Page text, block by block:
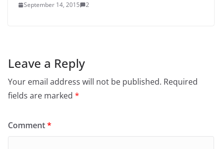
September 14, 2015 2
Leave a Reply
Your email address will not be published. Required
fields are marked *
Comment*